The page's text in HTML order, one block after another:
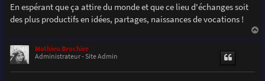
En espérant que ça attire du monde et que ce lieu d'échanges soit
des plus productifs en idées, partages, naissances de vocations !
Mathieu Brochier
Administrateur - Site Admin